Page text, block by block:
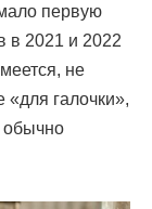
первую
в 2021 и 2022
не
«для галочки»,
обычно